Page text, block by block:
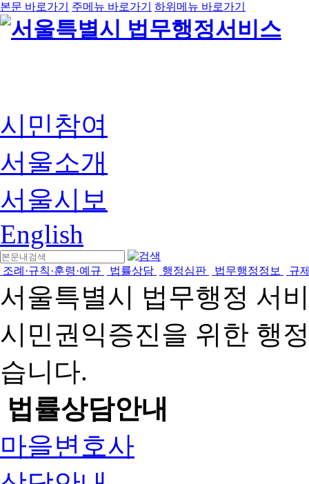
본문 바로가기 주메뉴 바로가기 하위메뉴 바로가기
시민참여
서울소개
서울시보
English
조례·규칙·훈령·예규 법률상담 행정심판 법무행정정보 규
서울특별시 법무행정 서
시민권익증진을 위한 행
습니다.
법률상담안내
마을변호사